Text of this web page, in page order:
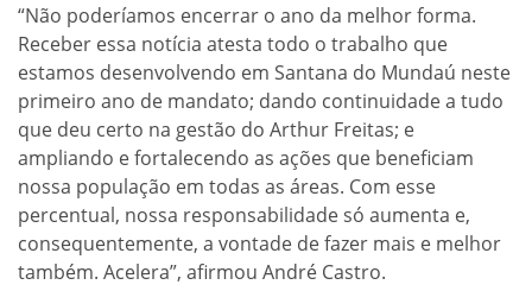
“Não poderíamos encerrar o ano da melhor forma.
Receber essa notícia atesta todo o trabalho que
estamos desenvolvendo em Santana do Mundaú neste
primeiro ano de mandato; dando continuidade a tudo
que deu certo na gestão do Arthur Freitas; e
ampliando e fortalecendo as ações que beneficiam
nossa população em todas as áreas. Com esse
percentual, nossa responsabilidade só aumenta e,
consequentemente, a vontade de fazer mais e melhor
também. Acelera”, afirmou André Castro.